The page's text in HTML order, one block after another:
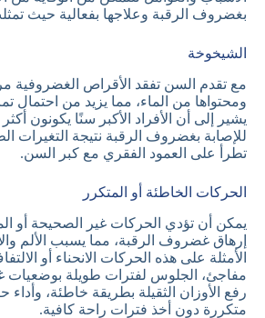
بغضروف الرقبة وعلاجها بفعالية حيث
الشيخوخة
مع تقدم السن تفقد الأقراص الغضروفية
ومحتواها من الماء، مما يزيد من احتمال
يشير إلى أن الأفراد الأكبر سنًا يكونون
للإصابة بغضروف الرقبة نتيجة التغيرات
تطرأ على العمود الفقري مع كبر السن.
الحركات الخاطئة أو المتكرر
يمكن أن تؤدي الحركات غير الصحيحة أو
إرهاق غضروف الرقبة، مما يسبب الألم
الأمثلة على هذه الحركات الانحناء أو
مفاجئ، الجلوس لفترات طويلة بوضعيات
رفع الأوزان الثقيلة بطريقة خاطئة، وأداء
متكررة دون أخذ فترات راحة كافية.